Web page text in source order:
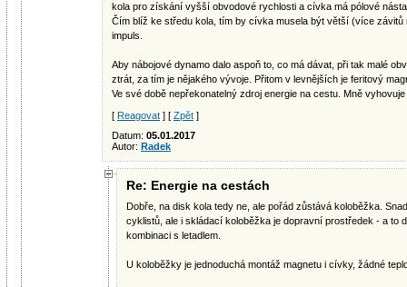
kola pro získání vyšší obvodové rychlosti a cívka má pólové
Čím blíž ke středu kola, tím by cívka musela být větší (více
impuls.
Aby nábojové dynamo dalo aspoň to, co má dávat, při tak malé
ztrát, za tím je nějakého vývoje. Přitom v levnějších je feritový
Ve své době nepřekonatelný zdroj energie na cestu. Mně
[ Reagovat ] [ Zpět ]
Datum: 05.01.2017
Autor: Radek
Re: Energie na cestách
Dobře, na disk kola tedy ne, ale pořád zůstává koloběžka.
cyklistů, ale i skládací koloběžka je dopravní prostředek - a to
kombinaci s letadlem.
U koloběžky je jednoduchá montáž magnetu i cívky, žádné